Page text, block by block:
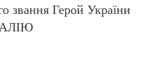
звання Герой України